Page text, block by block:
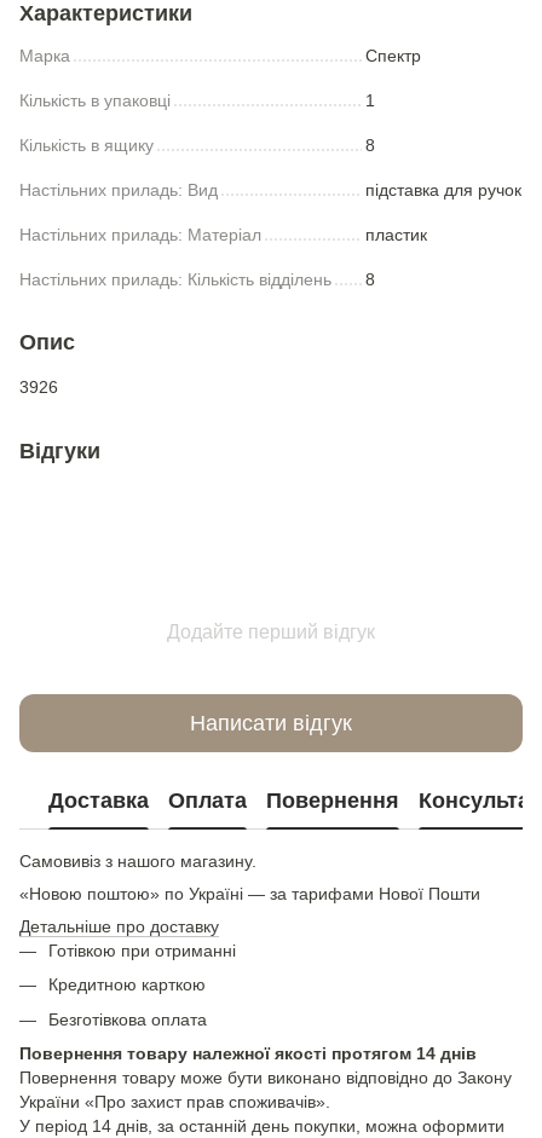
Характеристики
Марка Спектр
Кількість в упаковці 1
Кількість в ящику 8
Настільних приладь: Вид підставка для ручок
Настільних приладь: Матеріал пластик
Настільних приладь: Кількість відділень 8
Опис
3926
Відгуки
Додайте перший відгук
Написати відгук
Доставка Оплата Повернення
Самовивіз з нашого магазину.
«Новою поштою» по Україні — за тарифами Нової Пошти
Детальніше про доставку
Готівкою при отриманні
Кредитною карткою
Безготівкова оплата
Повернення товару належної якості протягом 14 днів
Повернення товару може бути виконано відповідно до Закону
України «Про захист прав споживачів».
У період 14 днів, за останній день покупки, можна оформити